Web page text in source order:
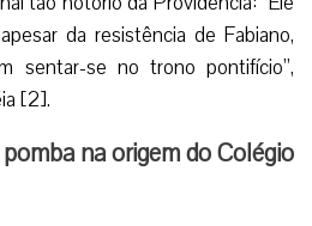
da resistência de Fabiano,
sentar-se no trono pontifício”,
[2].
na origem do Colégio